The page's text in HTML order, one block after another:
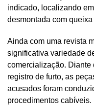
indicado, localizando
desmontada com
Ainda com uma revista
significativa variedade
comercialização. Diante
registro de furto, as
acusados foram
procedimentos cabíveis.